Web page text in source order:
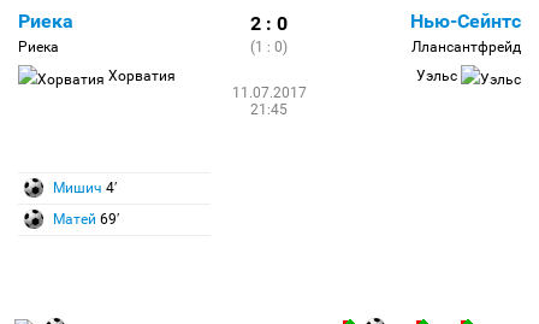
Риека
Риека
Хорватия
2 : 0
(1 : 0)
11.07.2017
21:45
Нью-Сейнтс
Ллансантфрейд
Уэльс
Мишич 4′
Матей 69′